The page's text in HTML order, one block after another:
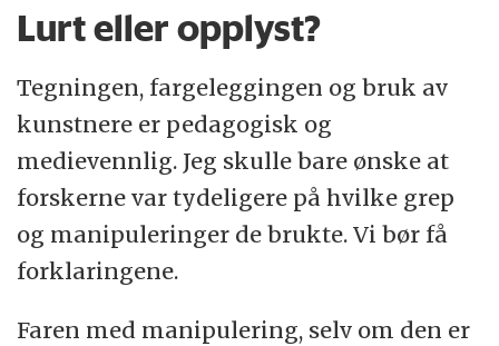
Lurt eller opplyst?
Tegningen, fargeleggingen og bruk av
kunstnere er pedagogisk og
medievennlig. Jeg skulle bare ønske at
forskerne var tydeligere på hvilke grep
og manipuleringer de brukte. Vi bør få
forklaringene.
Faren med manipulering, selv om den er